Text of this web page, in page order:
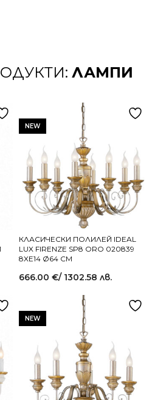
ЛАМПИ
NEW
КЛАСИЧЕСКИ ПОЛИЛЕЙ IDEAL
LUX FIRENZE SP8 ORO 020839
8XE14 Ø64 СМ
666.00 €/ 1302.58 лв.
NEW